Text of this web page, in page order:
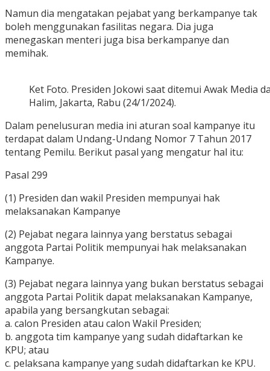
Namun dia mengatakan pejabat yang berkampanye tak
boleh menggunakan fasilitas negara. Dia juga
menegaskan menteri juga bisa berkampanye dan
memihak.
Ket Foto. Presiden Jokowi saat ditemui Awak Media
Halim, Jakarta, Rabu (24/1/2024).
Dalam penelusuran media ini aturan soal kampanye itu
terdapat dalam Undang-Undang Nomor 7 Tahun 2017
tentang Pemilu. Berikut pasal yang mengatur hal itu:
Pasal 299
(1) Presiden dan wakil Presiden mempunyai hak
melaksanakan Kampanye
(2) Pejabat negara lainnya yang berstatus sebagai
anggota Partai Politik mempunyai hak melaksanakan
Kampanye.
(3) Pejabat negara lainnya yang bukan berstatus sebagai
anggota Partai Politik dapat melaksanakan Kampanye,
apabila yang bersangkutan sebagai:
a. calon Presiden atau calon Wakil Presiden;
b. anggota tim kampanye yang sudah didaftarkan ke
KPU; atau
c. pelaksana kampanye yang sudah didaftarkan ke KPU.